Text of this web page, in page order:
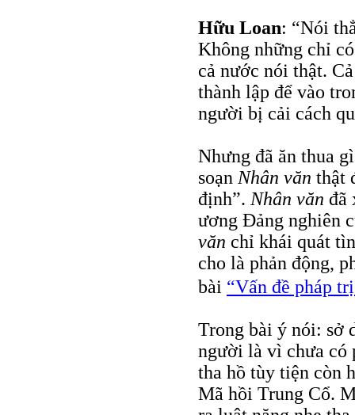
Hữu Loan: “Nói
Không những chỉ
cả nước nói thật.
thành lập để vào
người bị cải cách
Nhưng đã ăn thua
soạn Nhân văn thật
định”. Nhân văn đã
ương Đảng nghiên
văn chỉ khái quát
cho là phản động,
bài “Vấn đề pháp
Trong bài ý nói: sở
người là vì chưa có
tha hồ tùy tiện còn
Mã hồi Trung Cổ.